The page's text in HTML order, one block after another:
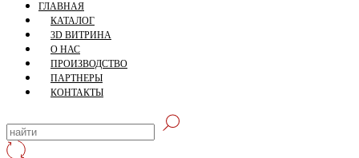
ГЛАВНАЯ
КАТАЛОГ
3D ВИТРИНА
О НАС
ПРОИЗВОДСТВО
ПАРТНЕРЫ
КОНТАКТЫ